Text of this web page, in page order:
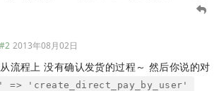
#2 2013年08月02日
从流程上 没有确认发货的过程～ 然后你说的对
=> 'create_direct_pay_by_user'